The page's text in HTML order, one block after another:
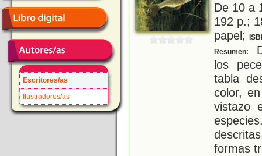
Escritores/as
Ilustradores/as
De 10 a
192 p.;
papel;
Resumen:
los
tabla
color,
vistazo
formas